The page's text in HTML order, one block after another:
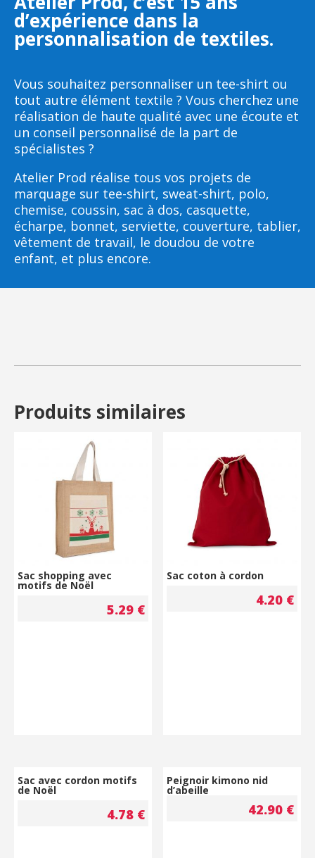
d’expérience dans la
personnalisation de textiles.
Vous souhaitez personnaliser un tee-shirt ou
tout autre élément textile ? Vous cherchez une
réalisation de haute qualité avec une écoute et
un conseil personnalisé de la part de
spécialistes ?
Atelier Prod réalise tous vos projets de
marquage sur tee-shirt, sweat-shirt, polo,
chemise, coussin, sac à dos, casquette,
écharpe, bonnet, serviette, couverture, tablier,
vêtement de travail, le doudou de votre
enfant, et plus encore.
Produits similaires
Sac shopping avec
motifs de Noël
5.29 €
Sac coton à cordon
4.20 €
Sac avec cordon motifs
de Noël
4.78 €
Peignoir kimono nid
d’abeille
42.90 €